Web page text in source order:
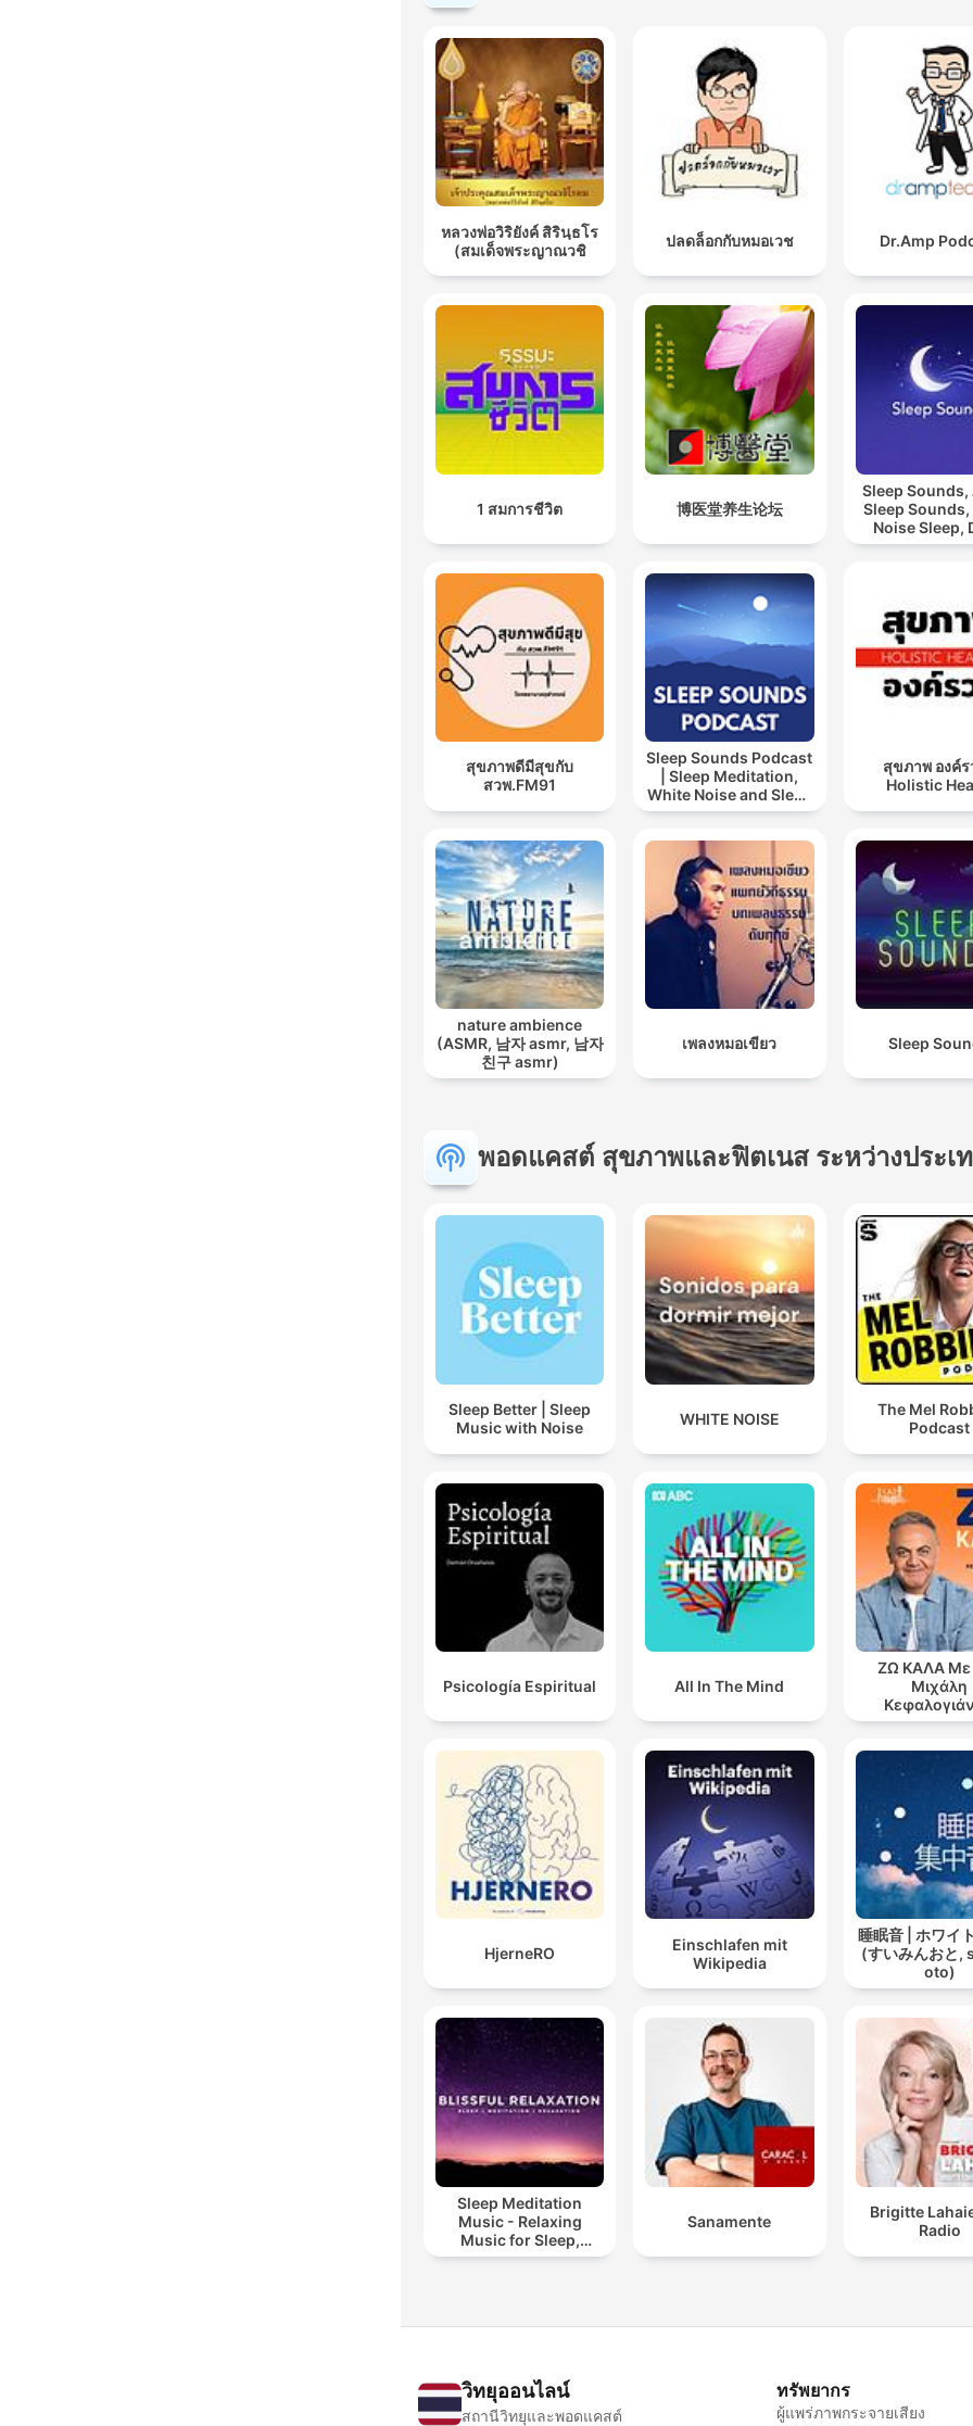
Our mission is simple: to
you Just Sleep and find
peace.At Just Sleep, we
understand the importance
quality rest and the role it
plays in your overall well-
being. Whether you're
moment of calm, our
curated soundscapes are
to support you. Just close
eyes, breathe deeply, and
Just Sleep guide you to
tranquility.Join us every
Everyday 7 PM EST for
episodes, and transform
nights and days with the
soothing sounds of Just
Subscribe now, leave a
With Just Sleep, sweet
and peaceful days are
within your grasp.Sweet
dreams and peaceful days
await you with Just
Soothing sounds, Just
Sleep sounds, Calm,
Meditation, Insomnia,
relief, Peaceful sleep,
podcast, Nighttime
therapy, Just Sleep, Sleep
music, Sleep meditation,
Tranquility, Deep sleep,
หลวงพ่อวิริยังค์ สิรินฺธโร
(สมเด็จพระญาณวชิ
ปลดล็อกกับหมอเวช Dr.Amp
1 สมการชีวิต 博医堂养生论坛
Sleep Sounds,
Sleep
Noise Sleep,
Sleep
สุขภาพดีมีสุขกับ
สวพ.FM91
Sleep Sounds Podcast
| Sleep Meditation,
White Noise and Sleep
Music
สุขภาพ องค์ร
Holistic
nature ambience
(ASMR, 남자 asmr, 남자
친구 asmr)
เพลงหมอเขียว Sleep
พอดแคสต์ สุขภาพและฟิตเนส ระหว่างประเ
Sleep Better | Sleep
Music with Noise
WHITE NOISE
The Mel
Podcast
Psicología Espiritual All In The Mind
ΖΩ ΚΑΛΑ Με
Μιχάλη
HjerneRO
Einschlafen mit
Wikipedia
睡眠音 | ホワイ
(すいみんおと,
oto)
Sleep Meditation
Music - Relaxing
Music for Sleep,
Meditation &
Sanamente
Brigitte
Radio
วิทยุออนไลน์
สถานีวิทยุและพอดแคสต์
ทรัพยากร
ผู้แพร่ภาพกระจายเสียง